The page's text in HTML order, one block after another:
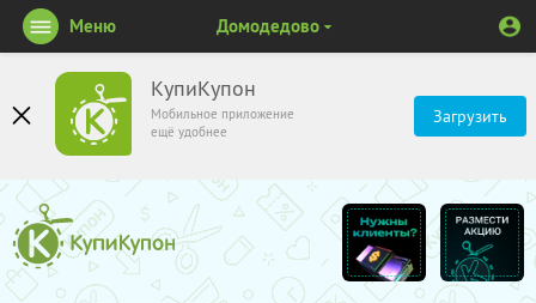
КупиКупон
Мобильное приложение
ещё удобнее
Загрузить
Меню Домодедово